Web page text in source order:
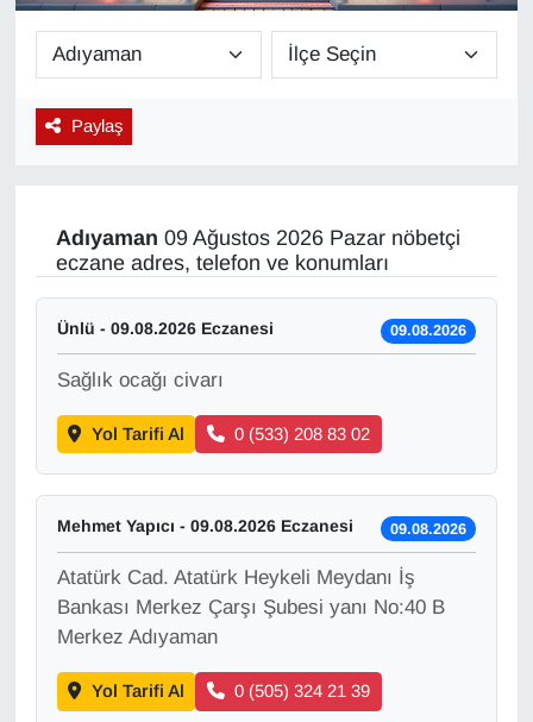
Paylaş
Adıyaman 09 Ağustos 2026 Pazar nöbetçi
eczane adres, telefon ve konumları
Ünlü - 09.08.2026 Eczanesi 09.08.2026
Sağlık ocağı civarı
Yol Tarifi Al 0 (533) 208 83 02
Mehmet Yapıcı - 09.08.2026 Eczanesi 09.08.2026
Atatürk Cad. Atatürk Heykeli Meydanı İş
Bankası Merkez Çarşı Şubesi yanı No:40 B
Merkez Adıyaman
Yol Tarifi Al 0 (505) 324 21 39
Diğer
DÜNYA
EKONOMİ
Eleman
Güncel
Gündem
Haber
HABERDE İNSAN